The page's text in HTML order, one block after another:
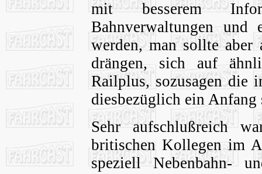
mit besserem
Bahnverwaltungen und
werden, man sollte aber
drängen, sich auf
Railplus, sozusagen die
diesbezüglich ein Anfang
Sehr aufschlußreich
britischen Kollegen im
speziell Nebenbahn-